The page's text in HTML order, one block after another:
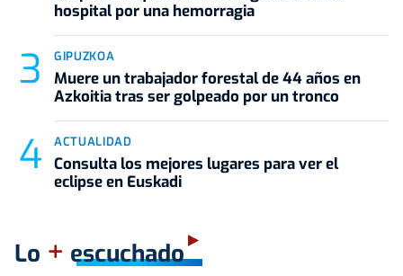
hospital por una hemorragia
GIPUZKOA
Muere un trabajador forestal de 44 años en
Azkoitia tras ser golpeado por un tronco
ACTUALIDAD
Consulta los mejores lugares para ver el
eclipse en Euskadi
Lo + escuchado